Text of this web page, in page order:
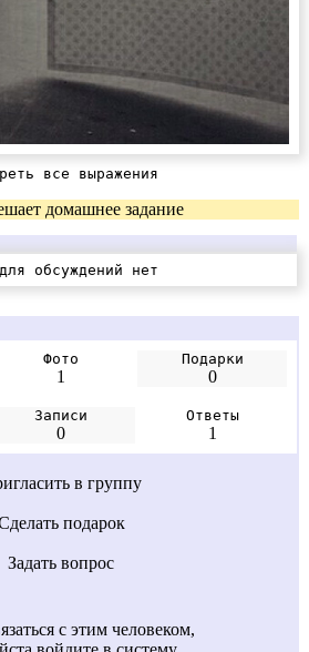
все выражения
домашнее задание
обсуждений нет
Фото
1
Подарки
0
Записи
0
Ответы
1
в группу
подарок
Задать вопрос
с этим человеком,